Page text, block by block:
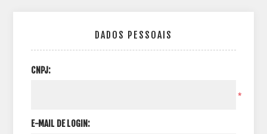
DADOS PESSOAIS
CNPJ:
*
E-MAIL DE LOGIN: